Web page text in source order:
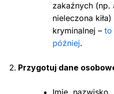
zakaźnych (np.
nieleczona
kryminalnej –to
później.
Przygotuj dane